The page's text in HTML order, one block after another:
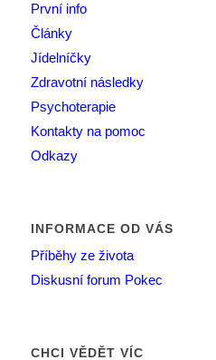
První info
Články
Jídelníčky
Zdravotní následky
Psychoterapie
Kontakty na pomoc
Odkazy
INFORMACE OD VÁS
Příběhy ze života
Diskusní forum Pokec
CHCI VĚDĚT VÍC